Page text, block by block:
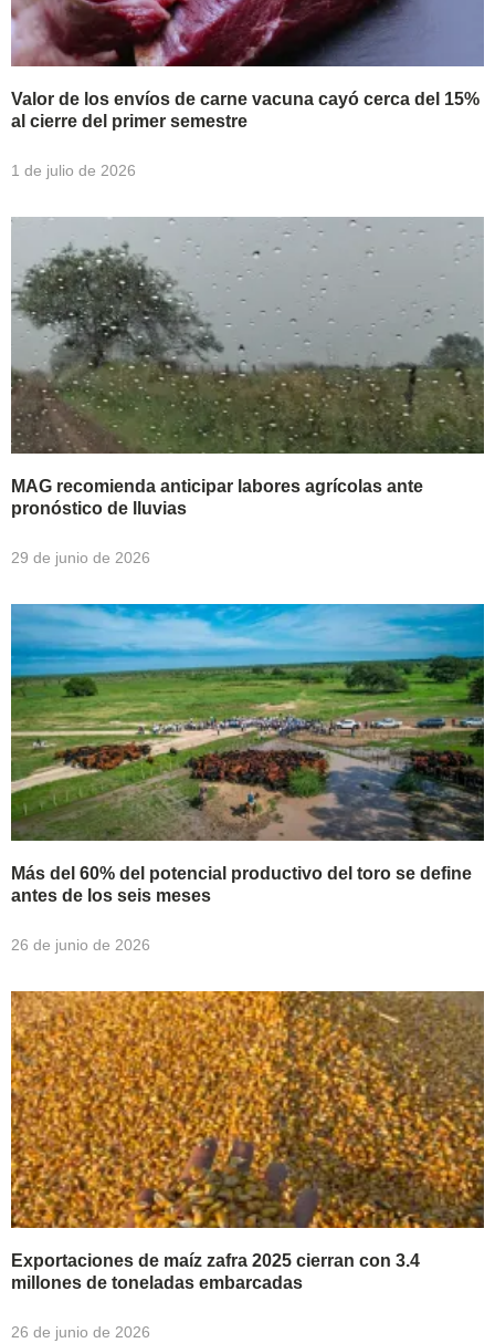
Valor de los envíos de carne vacuna cayó cerca del 15%
al cierre del primer semestre
1 de julio de 2026
MAG recomienda anticipar labores agrícolas ante
pronóstico de lluvias
29 de junio de 2026
Más del 60% del potencial productivo del toro se define
antes de los seis meses
26 de junio de 2026
Exportaciones de maíz zafra 2025 cierran con 3.4
millones de toneladas embarcadas
26 de junio de 2026